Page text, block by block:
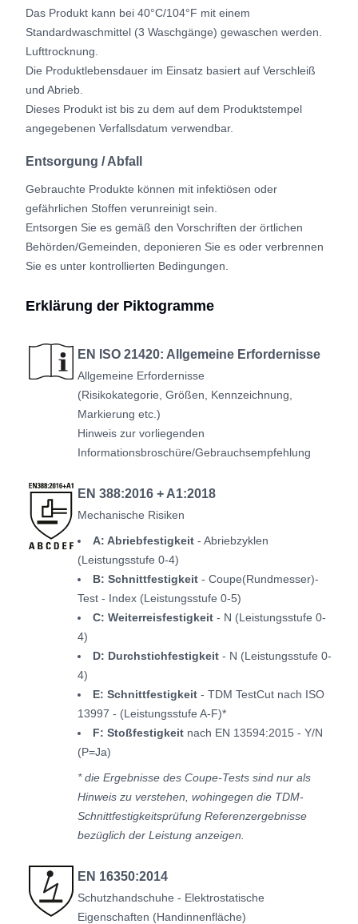
Das Produkt kann bei 40°C/104°F mit einem
Standardwaschmittel (3 Waschgänge) gewaschen werden.
Lufttrocknung.
Die Produktlebensdauer im Einsatz basiert auf Verschleiß
und Abrieb.
Dieses Produkt ist bis zu dem auf dem Produktstempel
angegebenen Verfallsdatum verwendbar.
Entsorgung / Abfall
Gebrauchte Produkte können mit infektiösen oder
gefährlichen Stoffen verunreinigt sein.
Entsorgen Sie es gemäß den Vorschriften der örtlichen
Behörden/Gemeinden, deponieren Sie es oder verbrennen
Sie es unter kontrollierten Bedingungen.
Erklärung der Piktogramme
EN ISO 21420: Allgemeine Erfordernisse
Allgemeine Erfordernisse
(Risikokategorie, Größen, Kennzeichnung,
Markierung etc.)
Hinweis zur vorliegenden
Informationsbroschüre/Gebrauchsempfehlung
EN 388:2016 + A1:2018
Mechanische Risiken
A: Abriebfestigkeit - Abriebzyklen
(Leistungsstufe 0-4)
B: Schnittfestigkeit - Coupe(Rundmesser)-
Test - Index (Leistungsstufe 0-5)
C: Weiterreisfestigkeit - N (Leistungsstufe 0-
4)
D: Durchstichfestigkeit - N (Leistungsstufe 0-
4)
E: Schnittfestigkeit - TDM TestCut nach ISO
13997 - (Leistungsstufe A-F)*
F: Stoßfestigkeit nach EN 13594:2015 - Y/N
(P=Ja)
* die Ergebnisse des Coupe-Tests sind nur als
Hinweis zu verstehen, wohingegen die TDM-
Schnittfestigkeitsprüfung Referenzergebnisse
bezüglich der Leistung anzeigen.
EN 16350:2014
Schutzhandschuhe - Elektrostatische
Eigenschaften (Handinnenfläche)